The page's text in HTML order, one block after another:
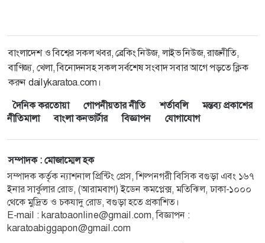
বাংলাদেশ ও বিশ্বের সকল খবর, ব্রেকিং নিউজ, লাইভ নিউজ, রাজনীতি,
বাণিজ্য, খেলা, বিনোদনসহ সকল সর্বশেষ সংবাদ সবার আগে পড়তে ক্লিক
করুন dailykaratoa.com।
দৈনিক করতোয়া
গোপনীয়তার নীতি শর্তাবলি
মন্তব্য প্রকাশের
নীতিমালা
বাংলা কনভার্টার বিজ্ঞাপন যোগাযোগ
সম্পাদক : মোজাম্মেল হক
সম্পাদক কর্তৃক ন্যাশনাল প্রিন্টিং প্রেস, শিল্পনগরী বিসিক বগুড়া এবং ১৬৭
ইনার সার্কুলার রোড, (আরামবাগ) ইডেন কমপ্লেক্স, মতিঝিল, ঢাকা-১০০০
থেকে মুদ্রিত ও চকযাদু রোড, বগুড়া হতে প্রকাশিত।
E-mail : karatoaonline@gmail.com, বিজ্ঞাপন :
karatoabiggapon@gmail.com